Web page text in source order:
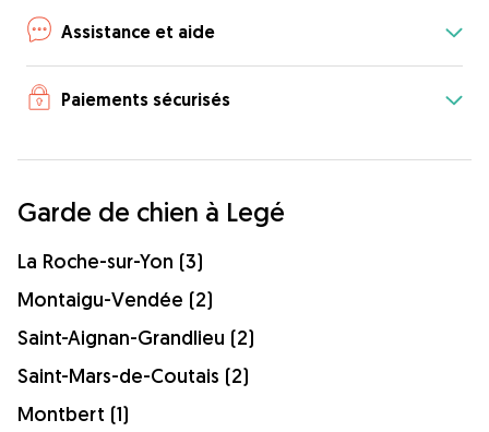
Assistance et aide
Paiements sécurisés
Garde de chien à Legé
La Roche-sur-Yon (3)
Montaigu-Vendée (2)
Saint-Aignan-Grandlieu (2)
Saint-Mars-de-Coutais (2)
Montbert (1)